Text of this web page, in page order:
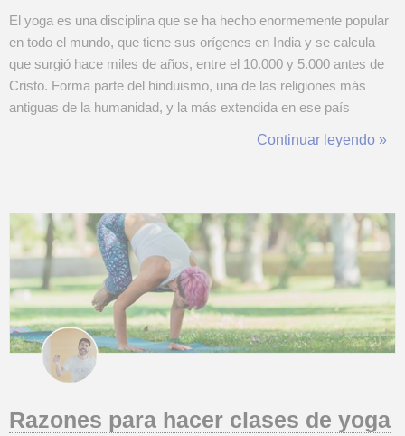
El yoga es una disciplina que se ha hecho enormemente popular
en todo el mundo, que tiene sus orígenes en India y se calcula
que surgió hace miles de años, entre el 10.000 y 5.000 antes de
Cristo. Forma parte del hinduismo, una de las religiones más
antiguas de la humanidad, y la más extendida en ese país
adaptado cada vez más en el mundo Occidental, y hoy vemos
Continuar leyendo »
Razones para hacer clases de yoga